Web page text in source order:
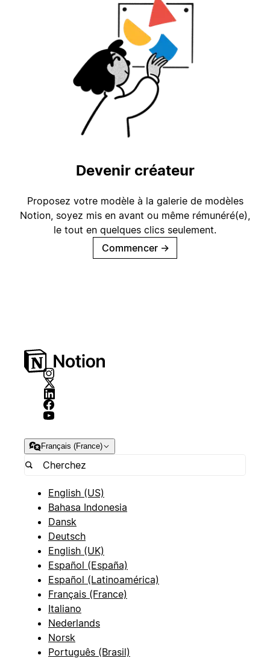
Devenir créateur
Proposez votre modèle à la galerie de modèles
Notion, soyez mis en avant ou même rémunéré(e),
le tout en quelques clics seulement.
Commencer →
Français (France)
English (US)
Bahasa Indonesia
Dansk
Deutsch
English (UK)
Español (España)
Español (Latinoamérica)
Français (France)
Italiano
Nederlands
Norsk
Português (Brasil)